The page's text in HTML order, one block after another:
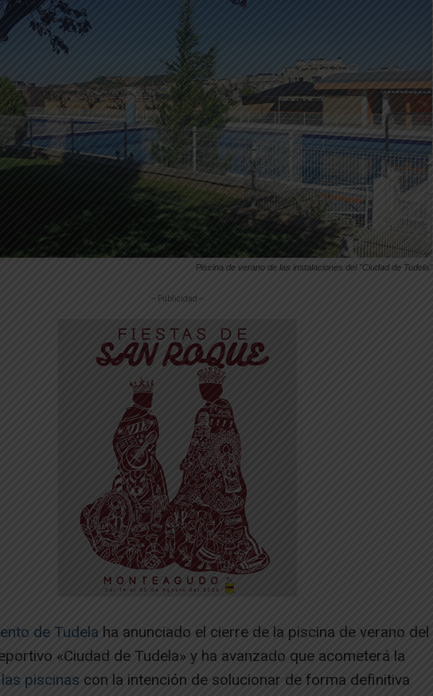
Piscina de verano de las instalaciones del "Ciudad de Tudela"
-- Publicidad --
de Tudela ha anunciado el cierre de la piscina de verano del
«Ciudad de Tudela» y ha avanzado que acometerá la
piscinas con la intención de solucionar de forma definitiva